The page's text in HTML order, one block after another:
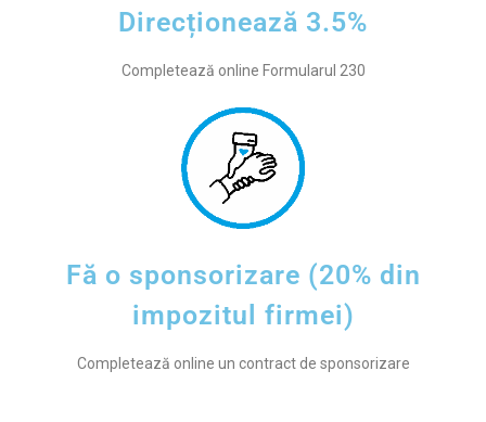
Direcționează 3.5%
Completează online Formularul 230
Fă o sponsorizare (20% din
impozitul firmei)
Completează online un contract de sponsorizare